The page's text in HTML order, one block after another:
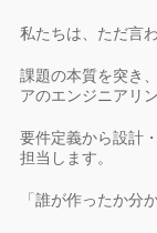
私たちは、ただ言
課題の本質を突き
アのエンジニアリ
要件定義から設計
担当します。
「誰が作ったか分